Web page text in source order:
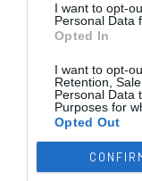
I want to opt-
Personal Data
Opted In
I want to opt-
Retention,
Personal Data
Purposes for
Opted Out
Oliveirense: Marc
entra na área do
Manrubia caindo
Penálti falhado